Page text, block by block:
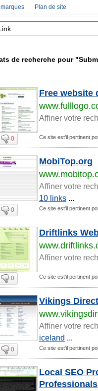
Plan de site
de recherche pour
Free website
Affiner votre
0 Ce site est'il pertinent
MobiTop.org
Affiner votre
10 links ...
0 Ce site est'il pertinent
Driftlinks
Affiner votre
0 Ce site est'il pertinent
Vikings
Affiner votre
iceland ...
0 Ce site est'il pertinent
Local SEO